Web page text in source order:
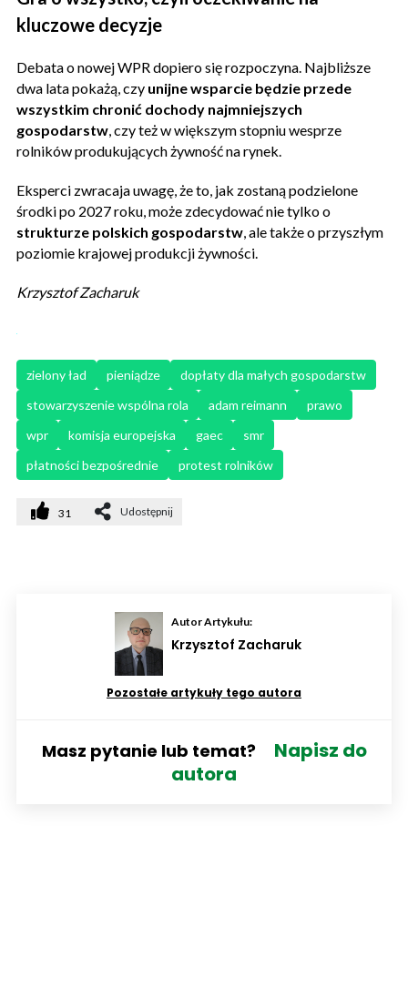
kluczowe decyzje
Debata o nowej WPR dopiero się rozpoczyna. Najbliższe
dwa lata pokażą, czy unijne wsparcie będzie przede
wszystkim chronić dochody najmniejszych
gospodarstw, czy też w większym stopniu wesprze
rolników produkujących żywność na rynek.
Eksperci zwracaja uwagę, że to, jak zostaną podzielone
środki po 2027 roku, może zdecydować nie tylko o
strukturze polskich gospodarstw, ale także o przyszłym
poziomie krajowej produkcji żywności.
Krzysztof Zacharuk
zielony ład pieniądze
dopłaty dla małych gospodarstw
stowarzyszenie wspólna rola
adam reimann
prawo
wpr
komisja europejska gaec
smr
płatności bezpośrednie
protest rolników
31 Udostępnij
Autor Artykułu:
Krzysztof Zacharuk
Pozostałe artykuły tego autora
Masz pytanie lub temat?
Napisz do
autora